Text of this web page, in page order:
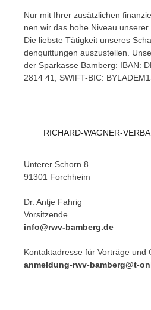
Nur mit Ih­rer zu­sätz­li­chen
nen wir das hohe Ni­veau un­se­rer
Die liebs­te Tä­tig­keit un­se­res
den­quit­tun­gen aus­zu­stel­len.
der Spar­kas­se Bam­berg: IBAN:
2814 41, SWIFT-BIC:
RICHARD-WAGNER-
Un­te­rer Schorn 8
91301 Forchheim
Dr. Ant­je Fahrig
Vorsitzende
info@rwv-bamberg.de
Kon­takt­adres­se für Vor­trä­ge und
anmeldung-rwv-bamberg@t-